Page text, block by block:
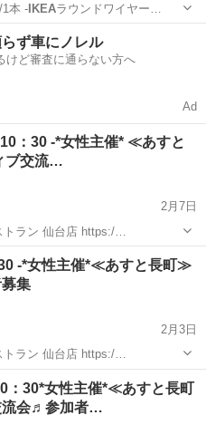
ハンガーラック … 0円/1本 -IKEAラウンドワイヤー…
ガレッジセール
ず車にノレル
けど審査に通らない方へ
Ad
：30 -*女性主催* ≪あすと
ブ交流…
2月7日
トラン 仙台店 https:/…
あすと長町
-*女性主催*≪あすと長町≫
集
2月3日
トラン 仙台店 https:/…
あすと長町
：30*女性主催*≪あすと長町
流会♬参加者…